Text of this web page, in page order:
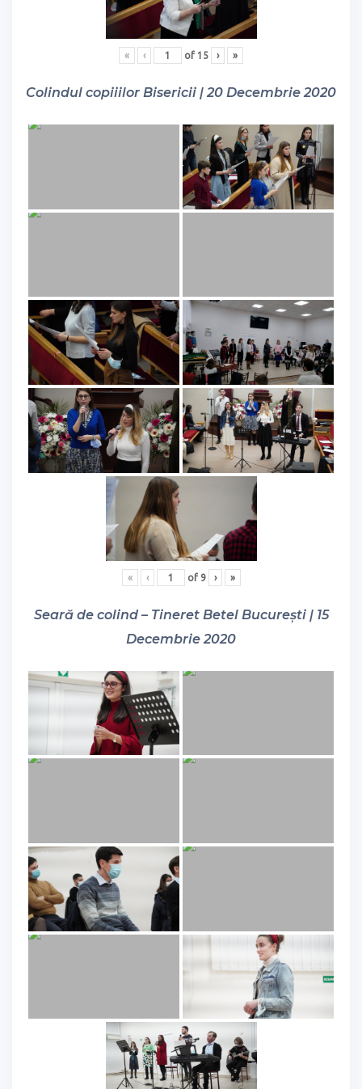
« ‹ of 15 › »
Colindul copiiilor Bisericii | 20 Decembrie 2020
« ‹ of 9 › »
Seară de colind – Tineret Betel București | 15
Decembrie 2020